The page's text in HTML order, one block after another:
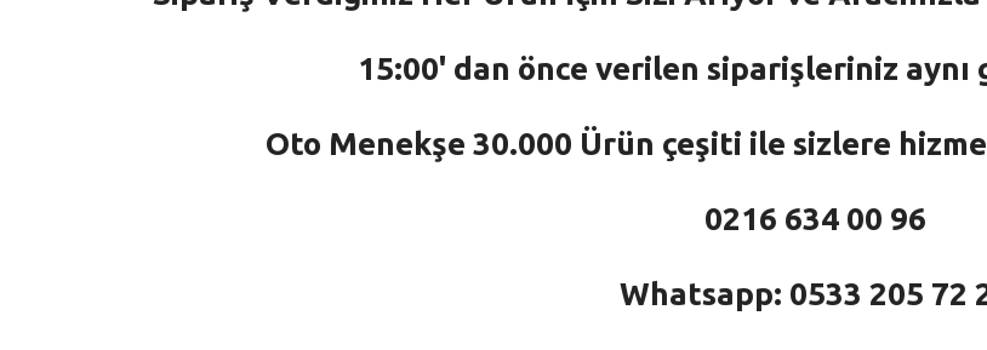
15:00' dan önce verilen siparişleriniz
Oto Menekşe 30.000 Ürün çeşiti ile sizlere
0216 634 00 96
Whatsapp: 0533 205 72